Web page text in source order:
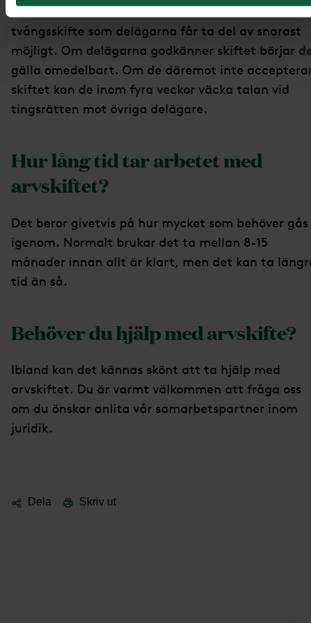
överens så verkställer skiftesmannen ett
tvångsskifte som delägarna får ta del av snarast
möjligt. Om delägarna godkänner skiftet börjar
gälla omedelbart. Om de däremot inte
skiftet kan de inom fyra veckor väcka talan vid
tingsrätten mot övriga delägare.
Hur lång tid tar arbetet med
arvskiftet?
Det beror givetvis på hur mycket som behöver gås
igenom. Normalt brukar det ta mellan 8-15
månader innan allt är klart, men det kan ta
tid än så.
Behöver du hjälp med arvskifte?
Ibland kan det kännas skönt att ta hjälp med
arvskiftet. Du är varmt välkommen att fråga oss
om du önskar anlita vår samarbetspartner inom
juridik.
Dela Skriv ut